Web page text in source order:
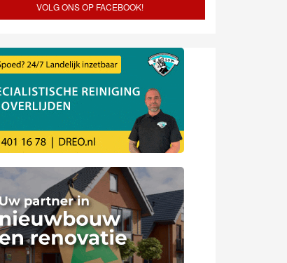
VOLG ONS OP FACEBOOK!